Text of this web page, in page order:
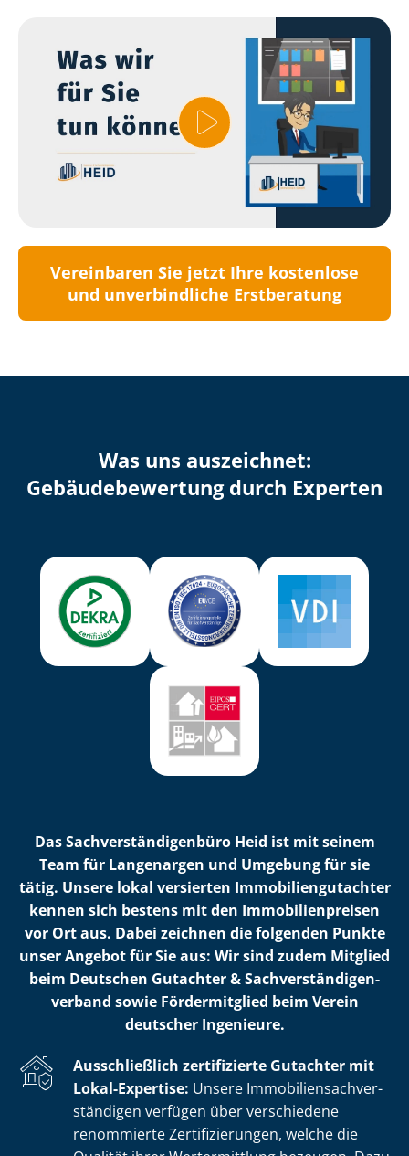
Vereinbaren Sie jetzt Ihre kostenlose
und unverbindliche Erstberatung
Was uns auszeichnet:
Ge­bäu­de­be­wer­tung durch Experten
Das Sach­ver­stän­di­gen­bü­ro Heid ist mit seinem
Team für Langenargen und Umgebung für sie
tätig. Unsere lokal versierten Im­mo­bi­li­en­gut­ach­ter
kennen sich bestens mit den Im­mo­bi­li­en­prei­sen
vor Ort aus. Dabei zeichnen die folgenden Punkte
unser Angebot für Sie aus: Wir sind zudem Mitglied
beim Deutschen Gutachter & Sach­ver­stän­di­gen­
ver­band sowie Fördermitglied beim Verein
deutscher Ingenieure.
Ausschließlich zertifizierte Gutachter mit
Lokal-Expertise: Unsere Im­mo­bi­li­en­sach­ver­
stän­di­gen verfügen über verschiedene
renommierte Zer­ti­fi­zie­run­gen, welche die